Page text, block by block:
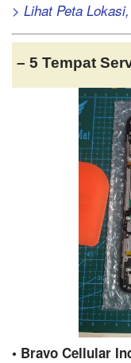
> Lihat Peta
– 5 Tempat
• Bravo Cellular